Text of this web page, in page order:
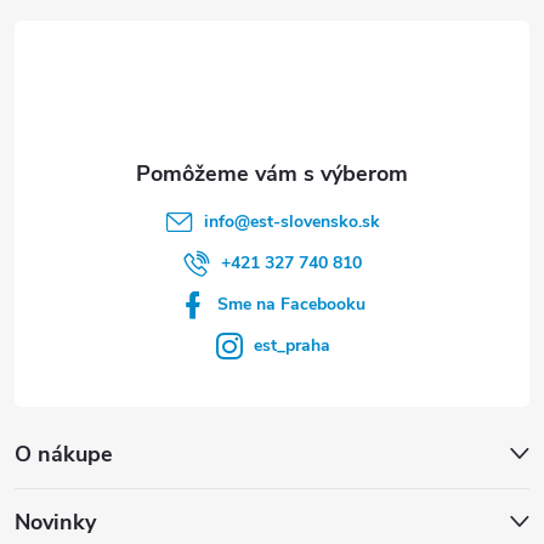
O nákupe
Novinky
info@est-slovensko.sk
+421 327 740 810
Sme na Facebooku
est_praha